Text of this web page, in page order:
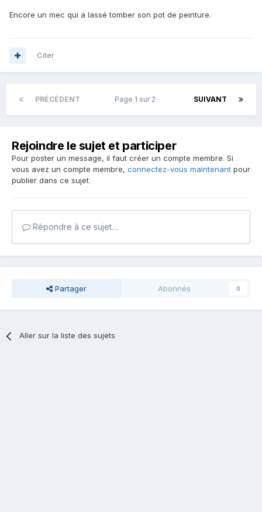
Encore un mec qui a lassé tomber son pot de peinture.
Citer
PRÉCÉDENT SUIVANT
Page 1 sur 2
Rejoindre le sujet et participer
Pour poster un message, il faut créer un compte membre. Si
vous avez un compte membre, connectez-vous maintenant pour
publier dans ce sujet.
Répondre à ce sujet…
Partager Abonnés 0
Aller sur la liste des sujets